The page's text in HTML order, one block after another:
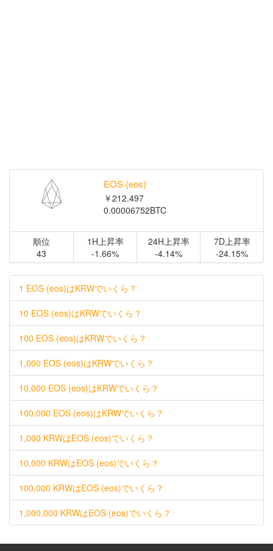
EOS (eos)
￥212.497
0.00006752BTC
順位
43
1H上昇率
-1.66%
24H上昇率
-4.14%
7D上昇率
-24.15%
1 EOS (eos)はKRWでいくら？
10 EOS (eos)はKRWでいくら？
100 EOS (eos)はKRWでいくら？
1,000 EOS (eos)はKRWでいくら？
10,000 EOS (eos)はKRWでいくら？
100,000 EOS (eos)はKRWでいくら？
1,000 KRWはEOS (eos)でいくら？
10,000 KRWはEOS (eos)でいくら？
100,000 KRWはEOS (eos)でいくら？
1,000,000 KRWはEOS (eos)でいくら？